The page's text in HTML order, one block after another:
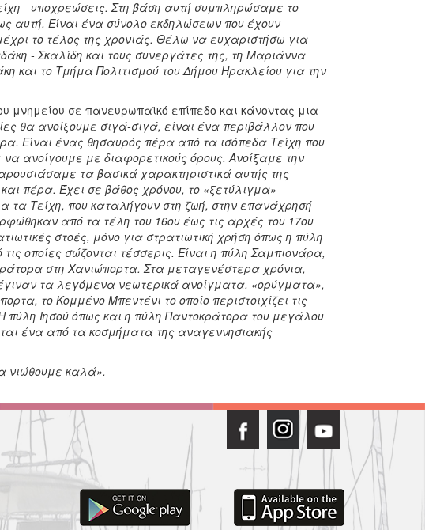
- υποχρεώσεις. Στη βάση αυτή συμπληρώσαμε το
αυτή. Είναι ένα σύνολο εκδηλώσεων που έχουν
το τέλος της χρονιάς. Θέλω να ευχαριστήσω για
- Σκαλίδη και τους συνεργάτες της, τη Μαριάννα
και το Τμήμα Πολιτισμού του Δήμου Ηρακλείου για την
σε πανευρωπαϊκό επίπεδο και κάνοντας μια
θα ανοίξουμε σιγά-σιγά, είναι ένα περιβάλλον που
Είναι ένας θησαυρός πέρα από τα ισόπεδα Τείχη που
ανοίγουμε με διαφορετικούς όρους. Ανοίξαμε την
τα βασικά χαρακτηριστικά αυτής της
πέρα. Έχει σε βάθος χρόνου, το «ξετύλιγμα»
τα Τείχη, που καταλήγουν στη ζωή, στην επανάχρησή
από τα τέλη του 16ου έως τις αρχές του 17ου
στοές, μόνο για στρατιωτική χρήση όπως η πύλη
οποίες σώζονται τέσσερις. Είναι η πύλη Σαμπιονάρα,
στη Χανιώπορτα. Στα μεταγενέστερα χρόνια,
τα λεγόμενα νεωτερικά ανοίγματα, «ορύγματα»,
το Κομμένο Μπεντένι το οποίο περιστοιχίζει τις
πύλη Ιησού όπως και η πύλη Παντοκράτορα του μεγάλου
ένα από τα κοσμήματα της αναγεννησιακής
νιώθουμε καλά».